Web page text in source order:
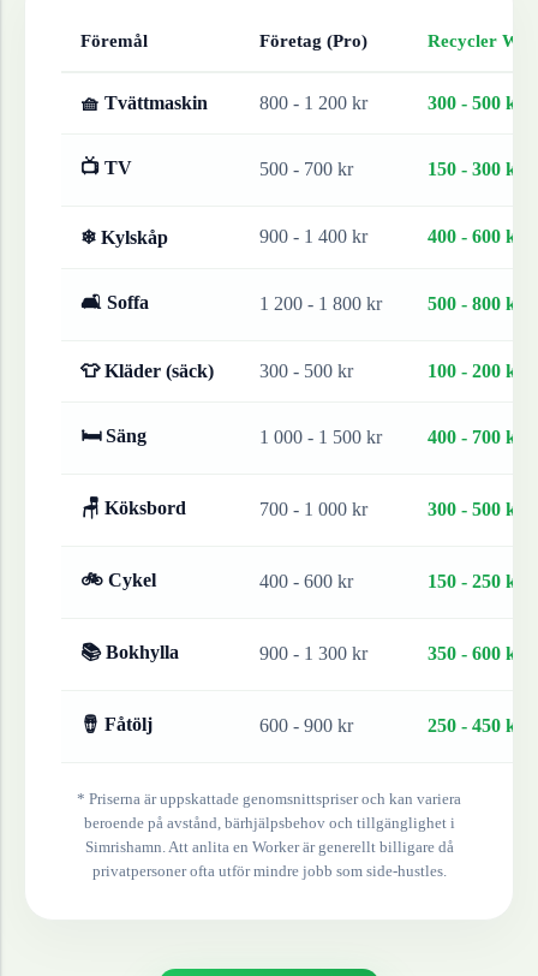
Föremål Företag (Pro) Recycler
🧺 Tvättmaskin 800 - 1 200 kr 300 - 500 kr
📺 TV 500 - 700 kr 150 - 300 kr
❄ Kylskåp 900 - 1 400 kr 400 - 600 kr
🛋 Soffa 1 200 - 1 800 kr 500 - 800 kr
👕 Kläder (säck) 300 - 500 kr 100 - 200 kr
🛏 Säng 1 000 - 1 500 kr 400 - 700 kr
🪑 Köksbord 700 - 1 000 kr 300 - 500 kr
🚲 Cykel 400 - 600 kr 150 - 250 kr
📚 Bokhylla 900 - 1 300 kr 350 - 600 kr
🪘 Fåtölj 600 - 900 kr 250 - 450 kr
* Priserna är uppskattade genomsnittspriser och kan variera
beroende på avstånd, bärhjälpsbehov och tillgänglighet i
Simrishamn. Att anlita en Worker är generellt billigare då
privatpersoner ofta utför mindre jobb som side-hustles.